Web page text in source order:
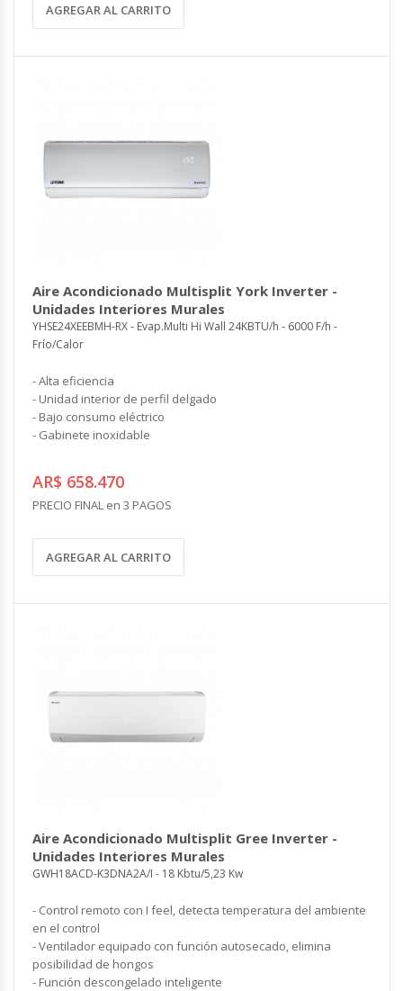
AGREGAR AL CARRITO
Aire Acondicionado Multisplit York Inverter -
Unidades Interiores Murales
YHSE24XEEBMH-RX - Evap.Multi Hi Wall 24KBTU/h - 6000 F/h -
Frío/Calor
- Alta eficiencia
- Unidad interior de perfil delgado
- Bajo consumo eléctrico
- Gabinete inoxidable
AR$ 658.470
PRECIO FINAL en 3 PAGOS
AGREGAR AL CARRITO
Aire Acondicionado Multisplit Gree Inverter -
Unidades Interiores Murales
GWH18ACD-K3DNA2A/I - 18 Kbtu/5,23 Kw
- Control remoto con I feel, detecta temperatura del ambiente
en el control
- Ventilador equipado con función autosecado, elimina
posibilidad de hongos
- Función descongelado inteligente